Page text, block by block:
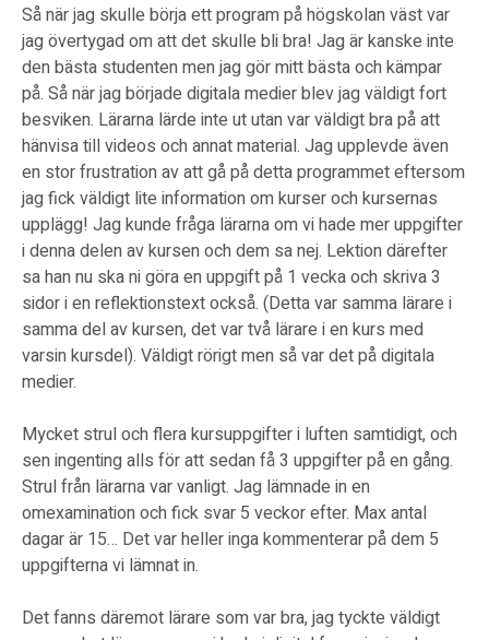
Så när jag skulle börja ett program på högskolan väst var
jag övertygad om att det skulle bli bra! Jag är kanske inte
den bästa studenten men jag gör mitt bästa och kämpar
på. Så när jag började digitala medier blev jag väldigt fort
besviken. Lärarna lärde inte ut utan var väldigt bra på att
hänvisa till videos och annat material. Jag upplevde även
en stor frustration av att gå på detta programmet eftersom
jag fick väldigt lite information om kurser och kursernas
upplägg! Jag kunde fråga lärarna om vi hade mer uppgifter
i denna delen av kursen och dem sa nej. Lektion därefter
sa han nu ska ni göra en uppgift på 1 vecka och skriva 3
sidor i en reflektionstext också. (Detta var samma lärare i
samma del av kursen, det var två lärare i en kurs med
varsin kursdel). Väldigt rörigt men så var det på digitala
medier.
Mycket strul och flera kursuppgifter i luften samtidigt, och
sen ingenting alls för att sedan få 3 uppgifter på en gång.
Strul från lärarna var vanligt. Jag lämnade in en
omexamination och fick svar 5 veckor efter. Max antal
dagar är 15… Det var heller inga kommenterar på dem 5
uppgifterna vi lämnat in.
Det fanns däremot lärare som var bra, jag tyckte väldigt